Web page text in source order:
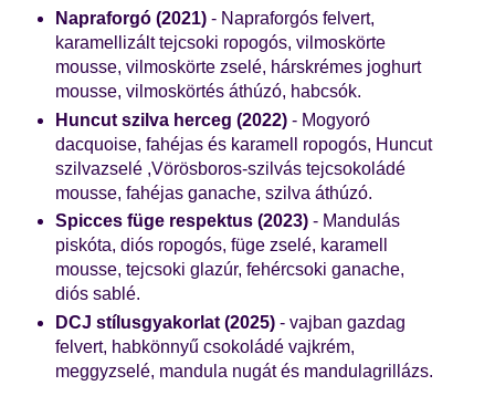
Napraforgó (2021)- Napraforgós felvert,
karamellizált tejcsoki ropogós, vilmoskörte
mousse, vilmoskörte zselé, hárskrémes joghurt
mousse, vilmoskörtés áthúzó, habcsók.
Huncut szilva herceg (2022) - Mogyoró
dacquoise, fahéjas és karamell ropogós, Huncut
szilvazselé ,Vörösboros-szilvás tejcsokoládé
mousse, fahéjas ganache, szilva áthúzó.
Spicces füge respektus (2023)- Mandulás
piskóta, diós ropogós, füge zselé, karamell
mousse, tejcsoki glazúr, fehércsoki ganache,
diós sablé.
DCJ stílusgyakorlat (2025) - vajban gazdag
felvert, habkönnyű csokoládé vajkrém,
meggyzselé, mandula nugát és mandulagrillázs.